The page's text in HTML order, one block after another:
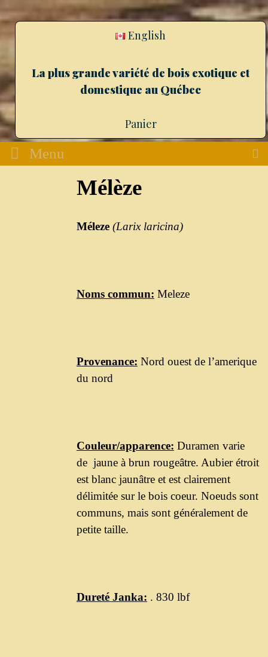
English
La plus grande variété de bois exotique et
domestique au Québec
Panier
Menu
Mélèze
Méleze (Larix laricina)
Noms commun: Meleze
Provenance: Nord ouest de l’amerique
du nord
Couleur/apparence: Duramen varie
de jaune à brun rougeâtre. Aubier étroit
est blanc jaunâtre et est clairement
délimitée sur le bois coeur. Noeuds sont
communs, mais sont généralement de
petite taille.
Dureté Janka: . 830 lbf